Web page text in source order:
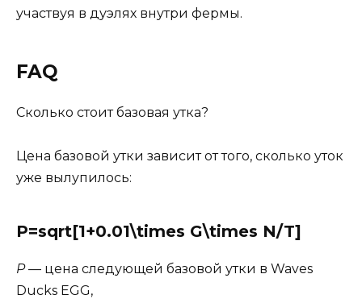
участвуя в дуэлях внутри фермы.
FAQ
Сколько стоит базовая утка?
Цена базовой утки зависит от того, сколько уток
уже вылупилось:
P=sqrt[1+0.01\times G\times N/T]
P— цена следующей базовой утки в Waves
Ducks EGG,